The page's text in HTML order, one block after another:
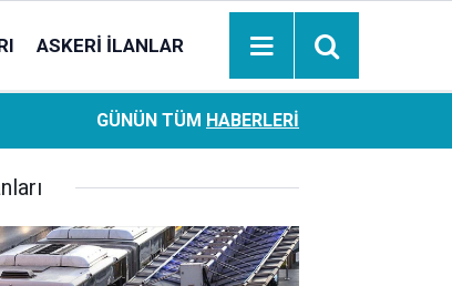
ASKERI İLANLAR
Ziraat Bankası başvuran emeklilere hemen ödeme
hesaplara geçiyor
GÜNÜN TÜM HABERLERI